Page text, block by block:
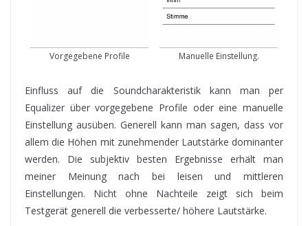
Vorgegebene Profile Manuelle Einstellung.
Einfluss auf die Soundcharakteristik kann man per
Equalizer über vorgegebene Profile oder eine manuelle
Einstellung ausüben. Generell kann man sagen, dass vor
allem die Höhen mit zunehmender Lautstärke dominanter
werden. Die subjektiv besten Ergebnisse erhält man
meiner Meinung nach bei leisen und mittleren
Einstellungen. Nicht ohne Nachteile zeigt sich beim
Testgerät generell die verbesserte/ höhere Lautstärke.